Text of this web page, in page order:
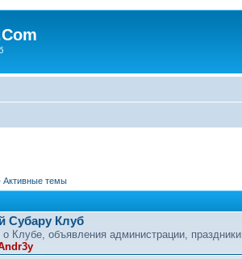
Активные темы
Субару Клуб
Клубе, объявления администрации,